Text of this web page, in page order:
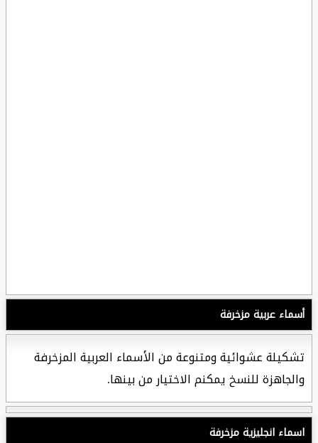
أسماء عربية مزخرفة
تشكيلة عشوائية ومتنوعة من الأسماء العربية المزخرفة
والجاهزة للنسخ يمكنم الاختيار من بينها.
اسماء انجليزية مزخرفة